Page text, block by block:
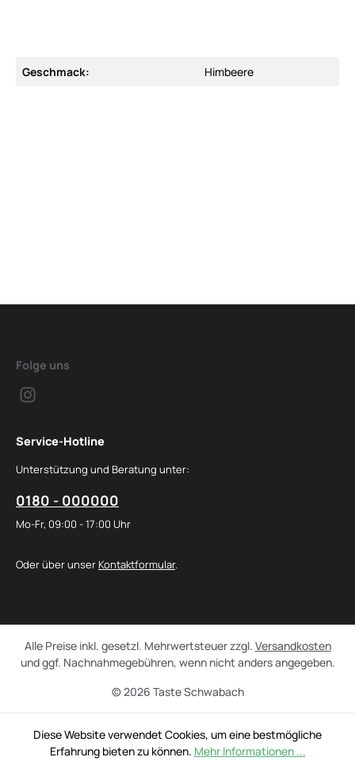
Geschmack: Himbeere
Folge uns
Service-Hotline
Unterstützung und Beratung unter:
0180 - 000000
Mo-Fr, 09:00 - 17:00 Uhr
Oder über unser Kontaktformular.
© 2026 Taste Schwabach
Alle Preise inkl. gesetzl. Mehrwertsteuer zzgl. Versandkosten
und ggf. Nachnahmegebühren, wenn nicht anders angegeben.
Diese Website verwendet Cookies, um eine bestmögliche
Erfahrung bieten zu können. Mehr Informationen ...